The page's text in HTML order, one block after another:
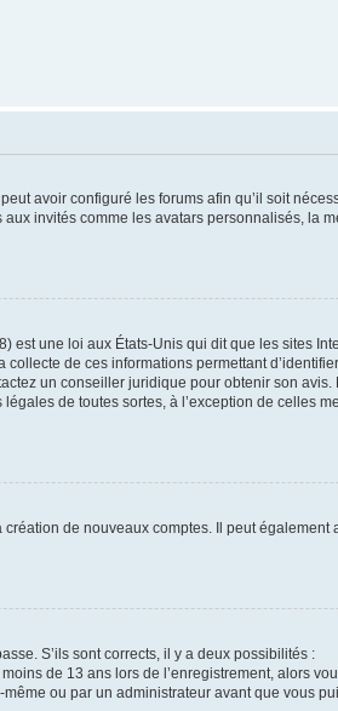
avoir configuré les forums afin qu’il soit
invités comme les avatars personnalisés, la
est une loi aux États-Unis qui dit que les sites
de ces informations permettant
un conseiller juridique pour obtenir son
de toutes sortes, à l’exception de celles
création de nouveaux comptes. Il peut
S’ils sont corrects, il y a deux possibilités :
de 13 ans lors de l’enregistrement, alors
ou par un administrateur avant que vous